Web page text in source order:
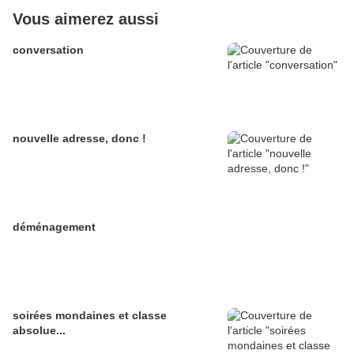
Vous aimerez aussi
conversation
nouvelle adresse, donc !
déménagement
soirées mondaines et classe
absolue...